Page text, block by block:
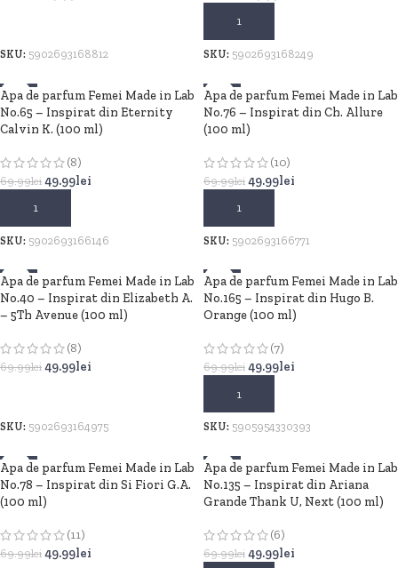
SKU: 5902693168812
ADAUGĂ ÎN COȘ
SKU: 5902693168249
-29%
Apa de parfum Femei Made in Lab
No.65 – Inspirat din Eternity
Calvin K. (100 ml)
(8)
69.99lei 49.99lei
ADAUGĂ ÎN COȘ
SKU: 5902693166146
-29%
Apa de parfum Femei Made in Lab
No.76 – Inspirat din Ch. Allure
(100 ml)
(10)
69.99lei 49.99lei
ADAUGĂ ÎN COȘ
SKU: 5902693166771
-29%
Apa de parfum Femei Made in Lab
No.40 – Inspirat din Elizabeth A.
– 5Th Avenue (100 ml)
(8)
69.99lei 49.99lei
SKU: 5902693164975
-29%
Apa de parfum Femei Made in Lab
No.165 – Inspirat din Hugo B.
Orange (100 ml)
(7)
69.99lei 49.99lei
ADAUGĂ ÎN COȘ
SKU: 5905954330393
-29%
Apa de parfum Femei Made in Lab
No.78 – Inspirat din Si Fiori G.A.
(100 ml)
(11)
69.99lei 49.99lei
-29%
Apa de parfum Femei Made in Lab
No.135 – Inspirat din Ariana
Grande Thank U, Next (100 ml)
(6)
69.99lei 49.99lei